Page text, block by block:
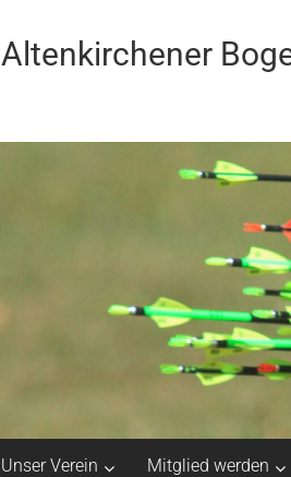
Altenkirchener
Unser Verein Mitglied werden